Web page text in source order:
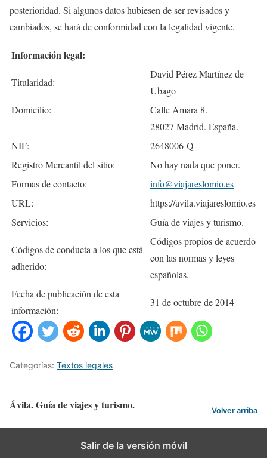
posterioridad. Si algunos datos hubiesen de ser revisados y
cambiados, se hará de conformidad con la legalidad vigente.
Información legal:
Titularidad:
David Pérez Martínez de
Ubago
Domicilio:
Calle Amara 8.
28027 Madrid. España.
NIF:
2648006-Q
Registro Mercantil del sitio:
No hay nada que poner.
Formas de contacto:
info@viajareslomio.es
URL:
https://avila.viajareslomio.es
Servicios:
Guía de viajes y turismo.
Códigos de conducta a los que está
adherido:
Códigos propios de acuerdo
con las normas y leyes
españolas.
Fecha de publicación de esta
información:
31 de octubre de 2014
Categorías: Textos legales
Ávila. Guía de viajes y turismo. Volver arriba
Salir de la versión móvil